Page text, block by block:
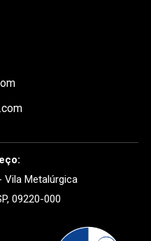
Vila Metalúrgica
09220-000